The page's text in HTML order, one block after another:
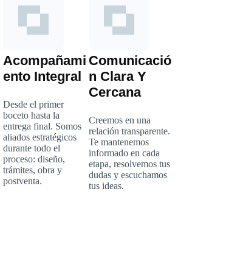
Acompañami
Ento Integral
Desde el primer
boceto hasta la
entrega final. Somos
aliados estratégicos
durante todo el
proceso: diseño,
trámites, obra y
postventa.
Comunicació
N Clara Y
Cercana
Creemos en una
relación transparente.
Te mantenemos
informado en cada
etapa, resolvemos tus
dudas y escuchamos
tus ideas.